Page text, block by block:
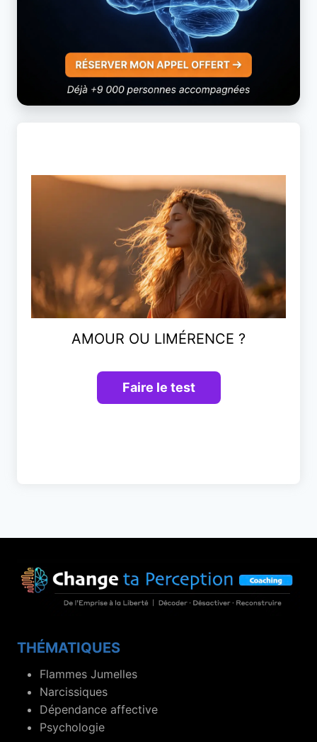
AMOUR OU LIMÉRENCE ?
THÉMATIQUES
Flammes Jumelles
Narcissiques
Dépendance affective
Psychologie